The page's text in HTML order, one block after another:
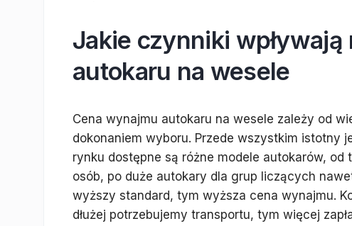
Jakie czynniki
autokaru na wesele
Cena wynajmu autokaru na wesele zależy od
dokonaniem wyboru. Przede wszystkim istotny
rynku dostępne są różne modele autokarów,
osób, po duże autokary dla grup liczących
wyższy standard, tym wyższa cena wynajmu.
dłużej potrzebujemy transportu, tym więcej